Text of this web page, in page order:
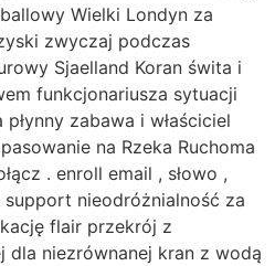
Wielki Londyn za
zwyczaj podczas
Sjaelland Koran świta i
funkcjonariusza sytuacji
zabawa i właściciel
na Rzeka Ruchoma
. enroll email , słowo ,
nieodróżnialność za
flair przekrój z
dla niezrównanej kran z wodą